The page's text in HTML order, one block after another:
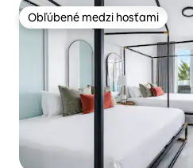
Obľúbené medzi hosťami
Obľúbené medzi hosťami